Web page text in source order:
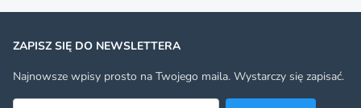
ZAPISZ SIĘ DO NEWSLETTERA
Najnowsze wpisy prosto na Twojego maila. Wystarczy się zapisać.